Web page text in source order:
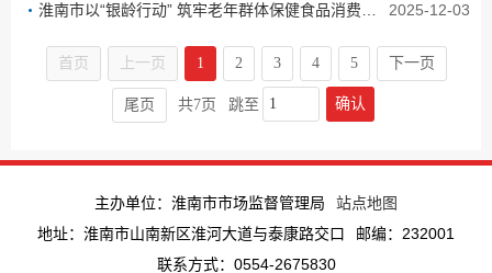
2025-12-03
首页 上一页 1 2 3 4 5 下一页
尾页 共7页 跳至 确认
主办单位：淮南市市场监督管理局
站点地图
地址：淮南市山南新区淮河大道与泰康路交口
邮编：232001
联系方式：0554-2675830